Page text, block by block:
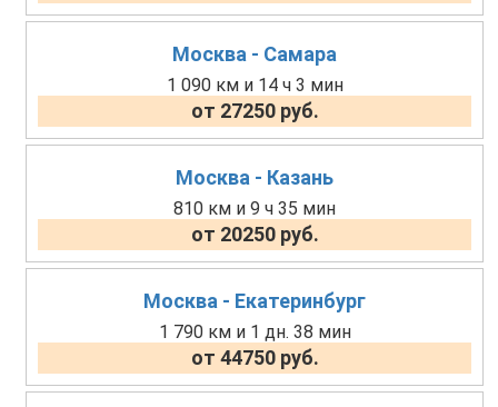
Москва - Самара
1 090 км и 14 ч 3 мин
от 27250 руб.
Москва - Казань
810 км и 9 ч 35 мин
от 20250 руб.
Москва - Екатеринбург
1 790 км и 1 дн. 38 мин
от 44750 руб.